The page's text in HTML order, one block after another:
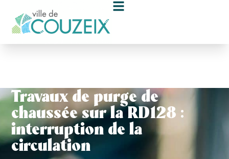
Travaux de purge de
chaussée sur la RD128 :
interruption de la
circulation